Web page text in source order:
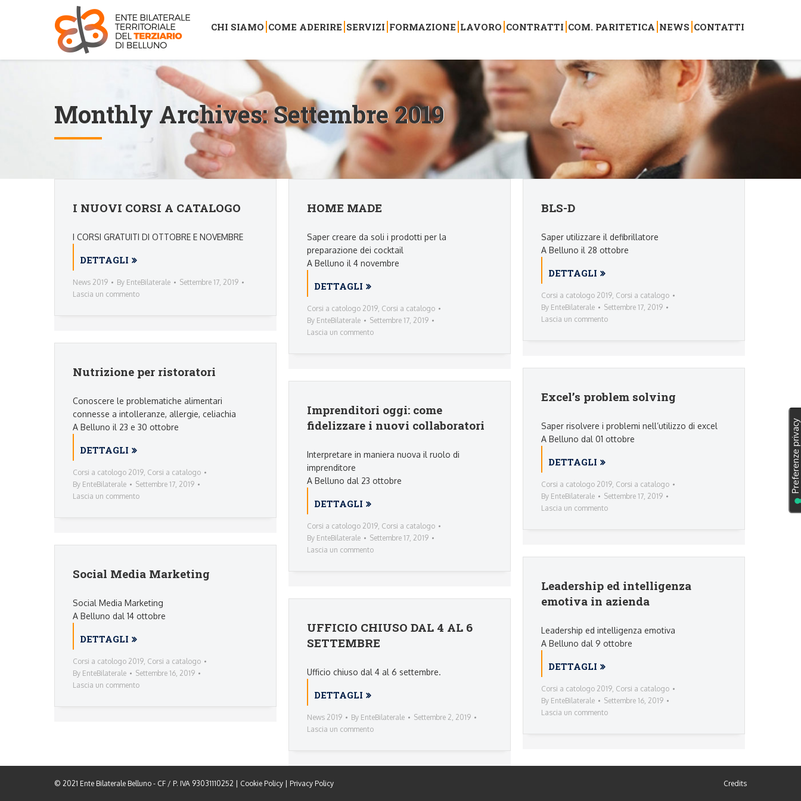
CHI SIAMO COME ADERIRE SERVIZI FORMAZIONE LAVORO CONTRATTI COM. PARITETICA NEWS CONTATTI
Monthly Archives:Settembre 2019
I NUOVI CORSI A CATALOGO
I CORSI GRATUITI DI OTTOBRE E NOVEMBRE
DETTAGLI
News 2019 By EnteBilaterale
Settembre 17, 2019
Lascia un commento
HOME MADE
Saper creare da soli i prodotti per la
preparazione dei cocktail
A Belluno il 4 novembre
DETTAGLI
Corsi a catologo 2019, Corsi a catalogo
By EnteBilaterale
Settembre 17, 2019
Lascia un commento
BLS-D
Saper utilizzare il defibrillatore
A Belluno il 28 ottobre
DETTAGLI
Corsi a catologo 2019, Corsi a catalogo
By EnteBilaterale
Settembre 17, 2019
Lascia un commento
Nutrizione per ristoratori
Conoscere le problematiche alimentari
connesse a intolleranze, allergie, celiachia
A Belluno il 23 e 30 ottobre
DETTAGLI
Corsi a catologo 2019, Corsi a catalogo
By EnteBilaterale
Settembre 17, 2019
Lascia un commento
Excel’s problem solving
Saper risolvere i problemi nell’utilizzo di excel
A Belluno dal 01 ottobre
DETTAGLI
Corsi a catologo 2019, Corsi a catalogo
By EnteBilaterale
Settembre 17, 2019
Lascia un commento
Imprenditori oggi: come
fidelizzare i nuovi collaboratori
Interpretare in maniera nuova il ruolo di
imprenditore
A Belluno dal 23 ottobre
DETTAGLI
Corsi a catologo 2019, Corsi a catalogo
By EnteBilaterale
Settembre 17, 2019
Lascia un commento
Social Media Marketing
Social Media Marketing
A Belluno dal 14 ottobre
DETTAGLI
Corsi a catologo 2019, Corsi a catalogo
By EnteBilaterale
Settembre 16, 2019
Lascia un commento
Leadership ed intelligenza
emotiva in azienda
Leadership ed intelligenza emotiva
A Belluno dal 9 ottobre
DETTAGLI
Corsi a catologo 2019, Corsi a catalogo
By EnteBilaterale
Settembre 16, 2019
Lascia un commento
UFFICIO CHIUSO DAL 4 AL 6
SETTEMBRE
Ufficio chiuso dal 4 al 6 settembre.
DETTAGLI
News 2019 By EnteBilaterale
Settembre 2, 2019
Lascia un commento
© 2021 Ente Bilaterale Belluno - CF / P. IVA 93031110252 | Cookie Policy Privacy Policy Credits